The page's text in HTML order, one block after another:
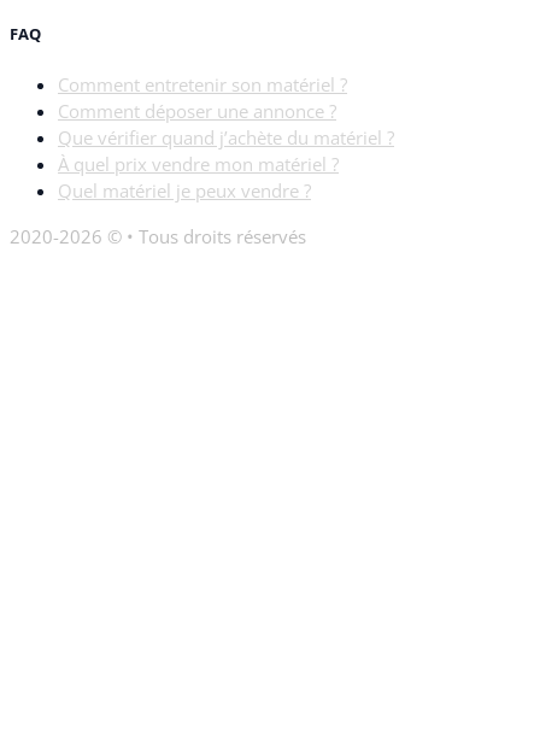
FAQ
Comment entretenir son matériel ?
Comment déposer une annonce ?
Que vérifier quand j’achète du matériel ?
À quel prix vendre mon matériel ?
Quel matériel je peux vendre ?
2020-2026 © • Tous droits réservés